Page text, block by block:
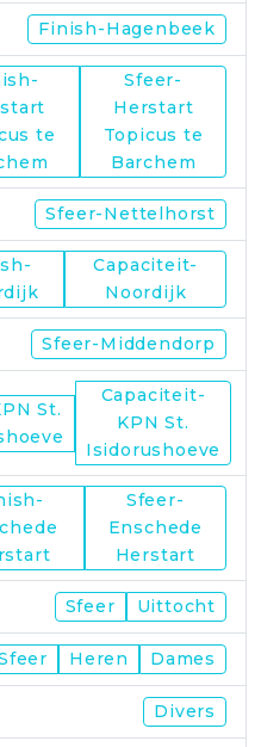
Finish-Hagenbeek
te
Sfeer-
Herstart
Topicus te
Barchem
Sfeer-Nettelhorst
Capaciteit-
Noordijk
Sfeer-Middendorp
St.
Capaciteit-
KPN St.
Isidorushoeve
Sfeer-
Enschede
Herstart
Sfeer Uittocht
Heren Dames
Divers